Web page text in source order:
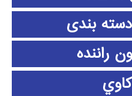
بندی
راننده